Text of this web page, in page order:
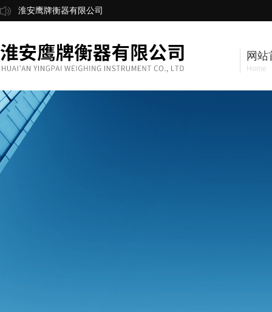
淮安鹰牌衡器有限公司
网站
Home